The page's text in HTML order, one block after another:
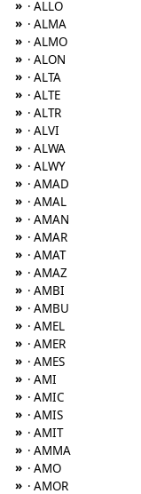
» · ALLO
» · ALMA
» · ALMO
» · ALON
» · ALTA
» · ALTE
» · ALTR
» · ALVI
» · ALWA
» · ALWY
» · AMAD
» · AMAL
» · AMAN
» · AMAR
» · AMAT
» · AMAZ
» · AMBI
» · AMBU
» · AMEL
» · AMER
» · AMES
» · AMI
» · AMIC
» · AMIS
» · AMIT
» · AMMA
» · AMO
» · AMOR